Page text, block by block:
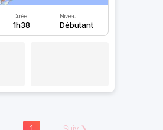
Durée
1h38
Niveau
Débutant